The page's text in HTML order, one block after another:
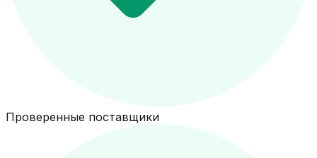
Проверенные поставщики